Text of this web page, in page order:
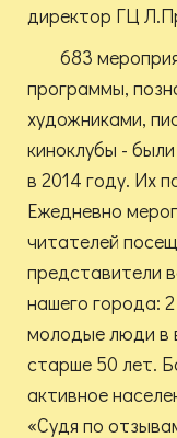
директор ГЦ
683
программы,
художниками,
киноклубы -
в 2014 году. Их
Ежедневно
читателей
представители
нашего города:
молодые люди в
старше 50 лет.
активное
«Судя по